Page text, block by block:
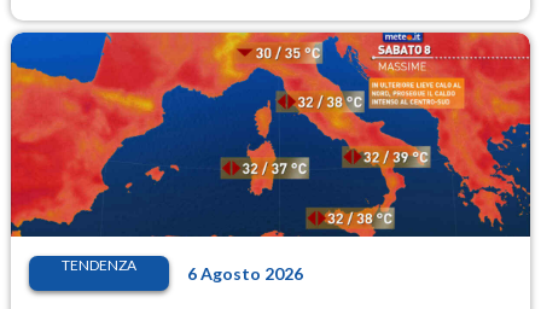
TENDENZA 6 Agosto 2026